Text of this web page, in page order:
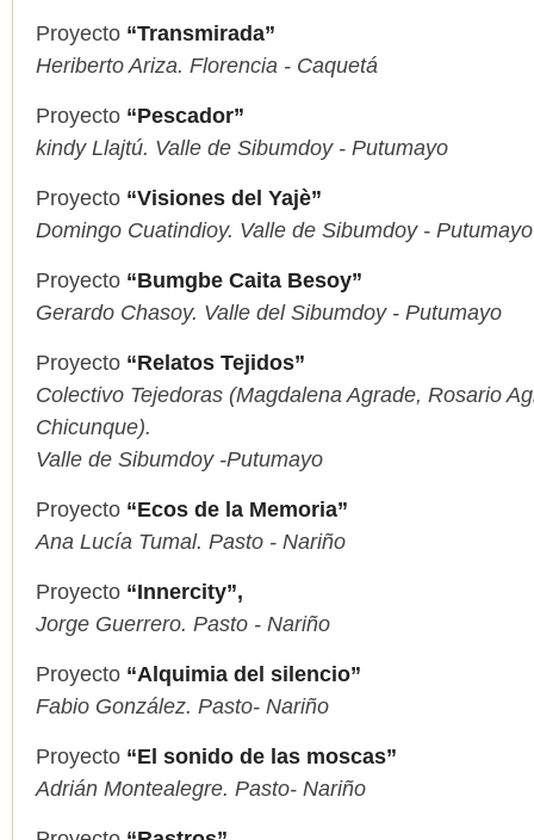
Proyecto “Transmirada”
Heriberto Ariza. Florencia - Caquetá
Proyecto “Pescador”
kindy Llajtú. Valle de Sibumdoy - Putumayo
Proyecto “Visiones del Yajè”
Domingo Cuatindioy. Valle de Sibumdoy - Putumayo
Proyecto “Bumgbe Caita Besoy”
Gerardo Chasoy. Valle del Sibumdoy - Putumayo
Proyecto “Relatos Tejidos”
Colectivo Tejedoras (Magdalena Agrade, Rosario
Chicunque).
Valle de Sibumdoy -Putumayo
Proyecto “Ecos de la Memoria”
Ana Lucía Tumal. Pasto - Nariño
Proyecto “Innercity”,
Jorge Guerrero. Pasto - Nariño
Proyecto “Alquimia del silencio”
Fabio González. Pasto- Nariño
Proyecto “El sonido de las moscas”
Adrián Montealegre. Pasto- Nariño